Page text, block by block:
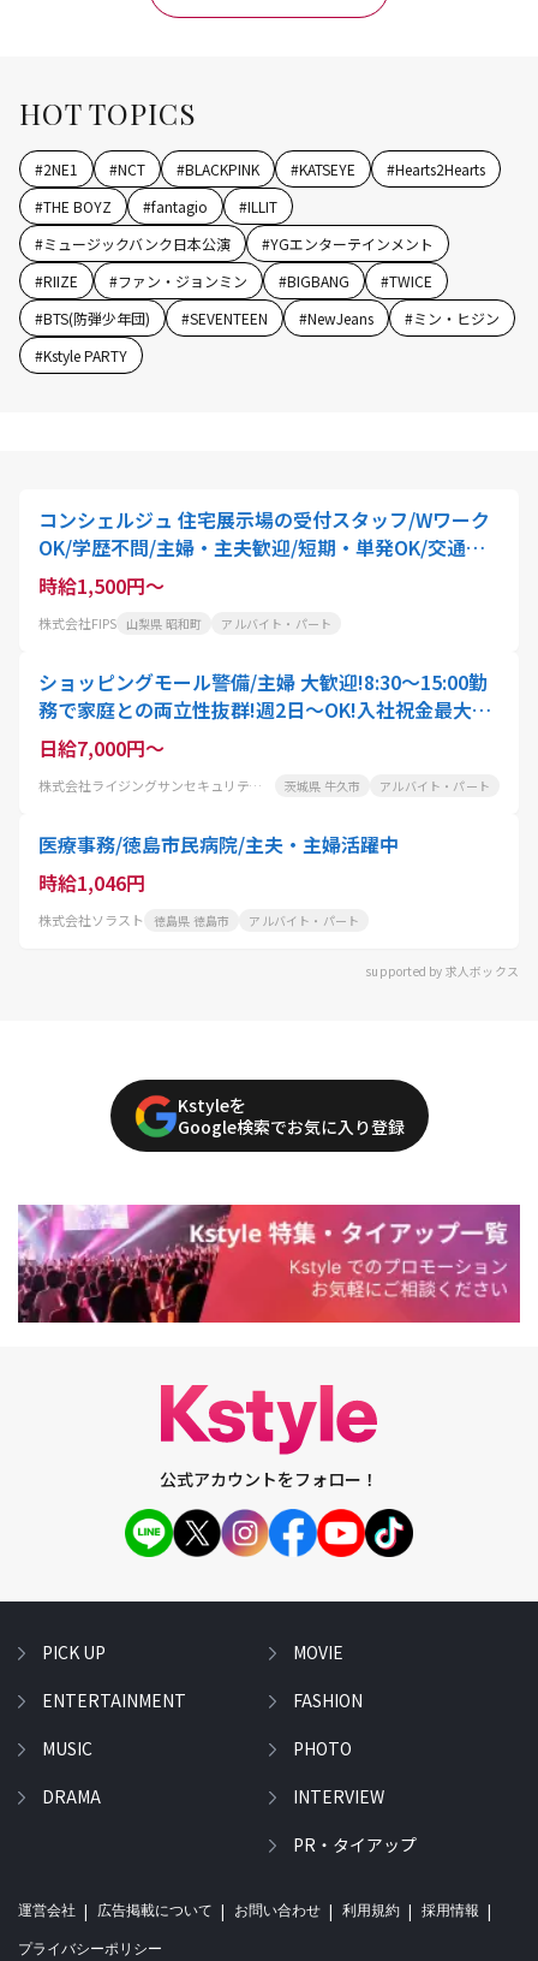
HOT TOPICS
#2NE1 #NCT #BLACKPINK #KATSEYE #Hearts2Hearts
#THE BOYZ #fantagio #ILLIT
#ミュージックバンク日本公演 #YGエンターテインメント
#RIIZE #ファン・ジョンミン #BIGBANG #TWICE
#BTS(防弾少年団) #SEVENTEEN #NewJeans #ミン・ヒジン
#Kstyle PARTY
コンシェルジュ 住宅展示場の受付スタッフ/Wワーク
OK/学歴不問/主婦・主夫歓迎/短期・単発OK/交通費
支給
時給1,500円～
株式会社FIPS 山梨県 昭和町 アルバイト・パート
ショッピングモール警備/主婦 大歓迎!8:30～15:00勤
務で家庭との両立性抜群!週2日～OK!入社祝金最大5
万円支給も!車通勤OK
日給7,000円～
株式会社ライジングサンセキュリティーサービス茨城BASE 茨城県 牛久市 アルバイト・パート
医療事務/徳島市民病院/主夫・主婦活躍中
時給1,046円
株式会社ソラスト 徳島県 徳島市 アルバイト・パート
supported by 求人ボックス
Kstyleを
Google検索でお気に入り登録
公式アカウントをフォロー！
PICK UP
ENTERTAINMENT
MUSIC
DRAMA
MOVIE
FASHION
PHOTO
INTERVIEW
PR・タイアップ
運営会社 広告掲載について お問い合わせ 利用規約 採用情報
プライバシーポリシー